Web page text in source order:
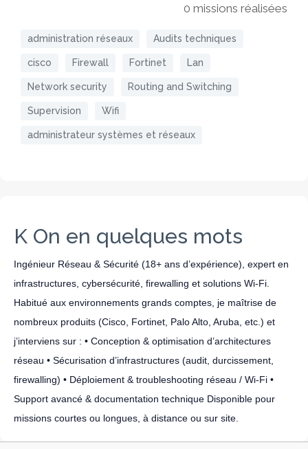
0 missions réalisées
administration réseaux Audits techniques
cisco Firewall Fortinet Lan
Network security Routing and Switching
Supervision Wifi
administrateur systèmes et réseaux
K On en quelques mots
Ingénieur Réseau & Sécurité (18+ ans d’expérience), expert en
infrastructures, cybersécurité, firewalling et solutions Wi-Fi.
Habitué aux environnements grands comptes, je maîtrise de
nombreux produits (Cisco, Fortinet, Palo Alto, Aruba, etc.) et
j’interviens sur : • Conception & optimisation d’architectures
réseau • Sécurisation d’infrastructures (audit, durcissement,
firewalling) • Déploiement & troubleshooting réseau / Wi-Fi •
Support avancé & documentation technique Disponible pour
missions courtes ou longues, à distance ou sur site.